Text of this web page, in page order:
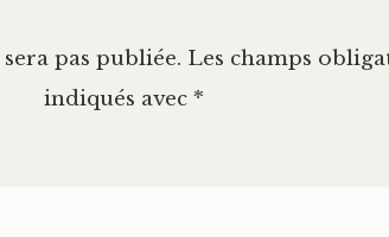
pas publiée. Les champs
indiqués avec *